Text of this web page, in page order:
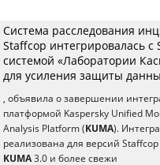
Система расследования
Staffcop интегрировалась с
системой «Лаборатории
для усиления защиты
, объявила о завершении
платформой Kaspersky Unified
Analysis Platform (KUMA).
реализована для версий
KUMA3.0 и более свежи